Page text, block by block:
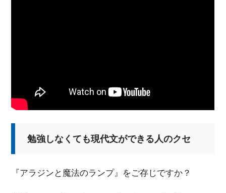
勉強しなくても現代文ができる人のクセ
『アラジンと魔法のランプ』をご存じですか？